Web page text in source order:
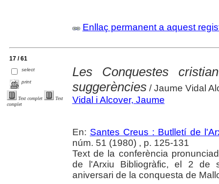
Enllaç permanent a aquest
17 / 61
select
print
Text complet
Text
complet
Les Conquestes
suggerències/ Jaume Vidal
Vidal i Alcover, Jaume
En: Santes Creus : Butlletí de
núm. 51 (1980) , p. 125-131
Text de la conferència
de l'Arxiu Bibliogràfic, el 2 de
aniversari de la conquesta de